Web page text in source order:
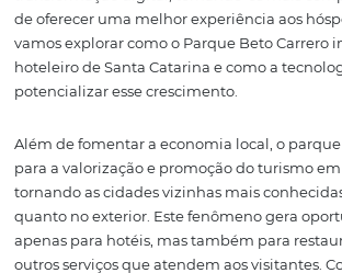
Com o aumento do fluxo de turistas,
hospedagem cresce, levando a um
quartos disponíveis e na diária média
essenciais. É nesse contexto que
plataforma que auxilia os
transformação digital, tornando-os
de oferecer uma melhor experiência
vamos explorar como o Parque Beto